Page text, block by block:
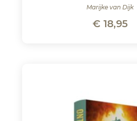
Marijke van Dijk
€18,95